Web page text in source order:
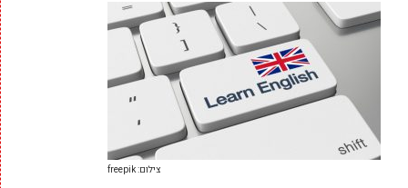
צילום: freepik